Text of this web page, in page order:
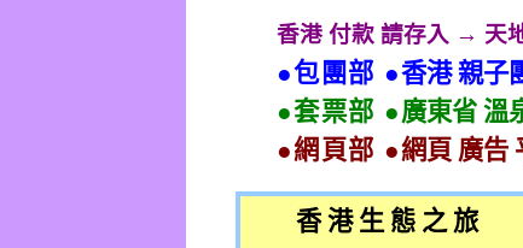
香港 付款 請存入 → 天
●包團部 ●香港 親子
●套票部 ●廣東省 溫
●網頁部 ●網頁 廣告
香 港 生 態 之 旅